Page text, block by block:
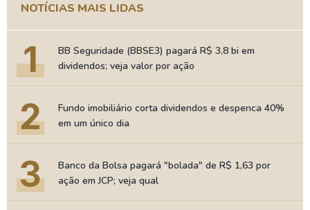
NOTÍCIAS MAIS LIDAS
1
BB Seguridade (BBSE3) pagará R$ 3,8 bi em
dividendos; veja valor por ação
2
Fundo imobiliário corta dividendos e despenca 40%
em um único dia
3
Banco da Bolsa pagará "bolada" de R$ 1,63 por
ação em JCP; veja qual